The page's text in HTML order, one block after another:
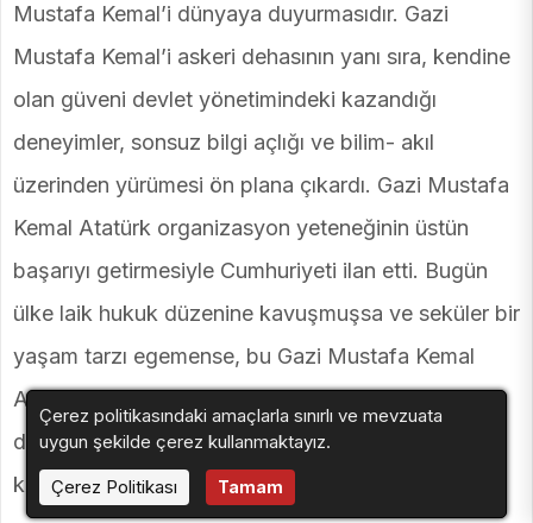
Mustafa Kemal’i dünyaya duyurmasıdır. Gazi
Mustafa Kemal’i askeri dehasının yanı sıra, kendine
olan güveni devlet yönetimindeki kazandığı
deneyimler, sonsuz bilgi açlığı ve bilim- akıl
üzerinden yürümesi ön plana çıkardı. Gazi Mustafa
Kemal Atatürk organizasyon yeteneğinin üstün
başarıyı getirmesiyle Cumhuriyeti ilan etti. Bugün
ülke laik hukuk düzenine kavuşmuşsa ve seküler bir
yaşam tarzı egemense, bu Gazi Mustafa Kemal
Atatürk’ün sayesindedir. Bu Cumhuriyet tıpkı onun
dediği gibi ilelebet payidar kalacaktır” şeklinde
konuştu.
Çerez politikasındaki amaçlarla sınırlı ve mevzuata
uygun şekilde çerez kullanmaktayız.
Çerez Politikası
Tamam